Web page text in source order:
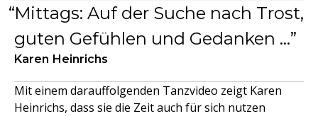
Mittags: Auf der Suche nach Trost,
guten Gefühlen und Gedanken …
Karen Heinrichs
Mit einem darauffolgenden Tanzvideo zeigt Karen
Heinrichs, dass sie die Zeit auch für sich nutzen